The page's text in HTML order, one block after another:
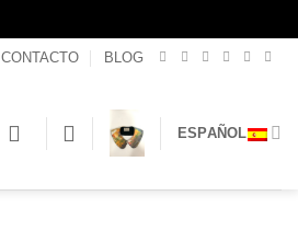
CONTACTO BLOG
ESPAÑOL